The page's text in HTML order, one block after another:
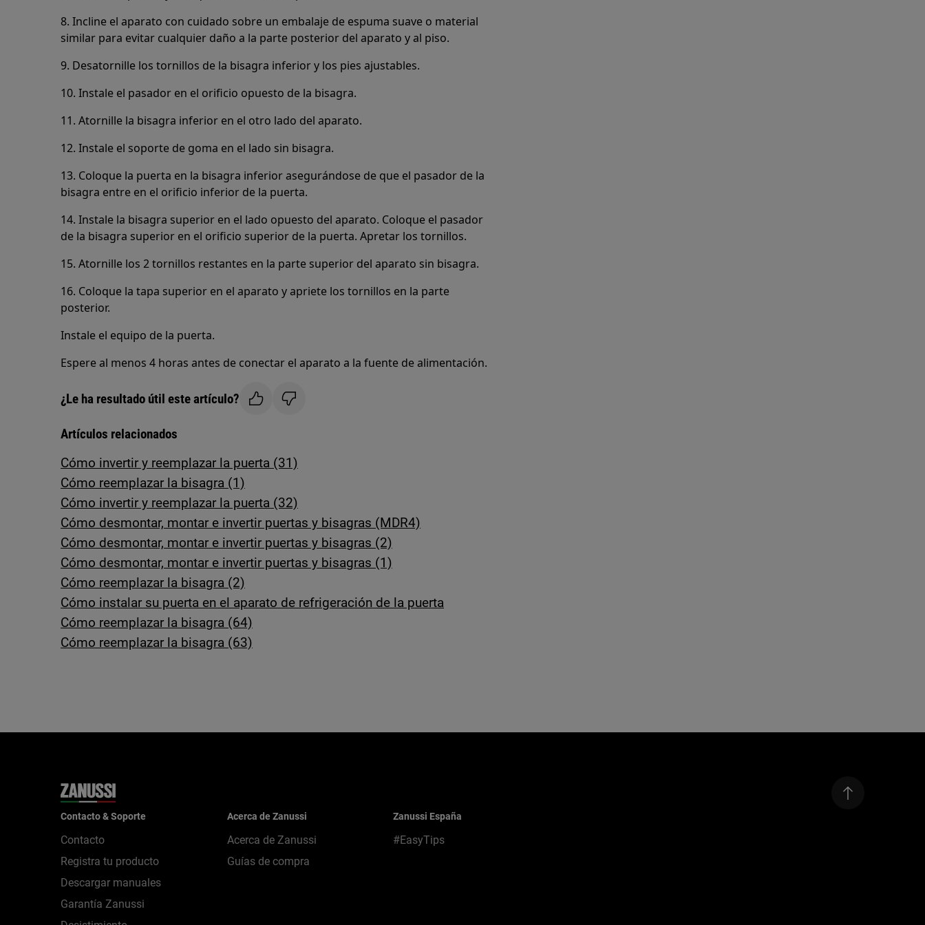
8. Incline el aparato con cuidado sobre un embalaje de espuma suave o material
similar para evitar cualquier daño a la parte posterior del aparato y al piso.
9. Desatornille los tornillos de la bisagra inferior y los pies ajustables.
10. Instale el pasador en el orificio opuesto de la bisagra.
11. Atornille la bisagra inferior en el otro lado del aparato.
12. Instale el soporte de goma en el lado sin bisagra.
13. Coloque la puerta en la bisagra inferior asegurándose de que el pasador de la
bisagra entre en el orificio inferior de la puerta.
14. Instale la bisagra superior en el lado opuesto del aparato. Coloque el pasador
de la bisagra superior en el orificio superior de la puerta. Apretar los tornillos.
15. Atornille los 2 tornillos restantes en la parte superior del aparato sin bisagra.
16. Coloque la tapa superior en el aparato y apriete los tornillos en la parte
posterior.
Instale el equipo de la puerta.
Espere al menos 4 horas antes de conectar el aparato a la fuente de alimentación.
¿Le ha resultado útil este artículo?
Artículos relacionados
Cómo invertir y reemplazar la puerta (31)
Cómo reemplazar la bisagra (1)
Cómo invertir y reemplazar la puerta (32)
Cómo desmontar, montar e invertir puertas y bisagras (MDR4)
Cómo desmontar, montar e invertir puertas y bisagras (2)
Cómo desmontar, montar e invertir puertas y bisagras (1)
Cómo reemplazar la bisagra (2)
Cómo instalar su puerta en el aparato de refrigeración de la puerta
Cómo reemplazar la bisagra (64)
Cómo reemplazar la bisagra (63)
Contacto & Soporte
Contacto
Registra tu producto
Descargar manuales
Garantía Zanussi
Acerca de Zanussi
Acerca de Zanussi
Guías de compra
Zanussi España
#EasyTips